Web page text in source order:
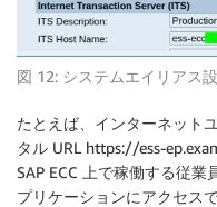
図 12: システムエイリアス
たとえば、インターネット
タル URL https://ess-
SAP ECC 上で稼働する従業
プリケーションにアクセス